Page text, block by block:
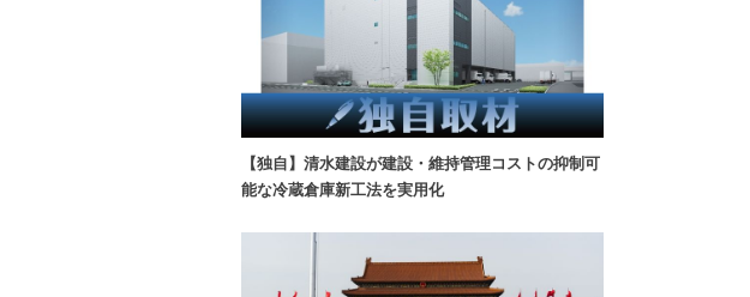
【独自】清水建設が建設・維持管理コストの抑制可
能な冷蔵倉庫新工法を実用化